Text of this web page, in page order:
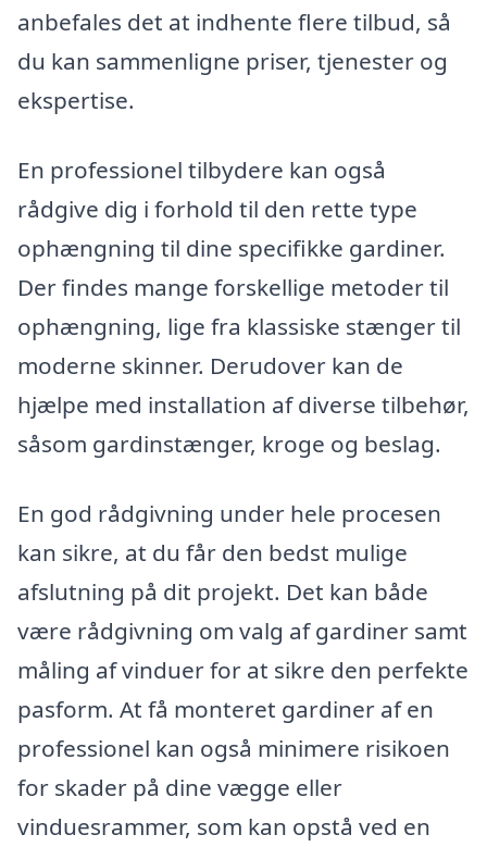
anbefales det at indhente flere tilbud, så
du kan sammenligne priser, tjenester og
ekspertise.
En professionel tilbydere kan også
rådgive dig i forhold til den rette type
ophængning til dine specifikke gardiner.
Der findes mange forskellige metoder til
ophængning, lige fra klassiske stænger til
moderne skinner. Derudover kan de
hjælpe med installation af diverse tilbehør,
såsom gardinstænger, kroge og beslag.
En god rådgivning under hele procesen
kan sikre, at du får den bedst mulige
afslutning på dit projekt. Det kan både
være rådgivning om valg af gardiner samt
måling af vinduer for at sikre den perfekte
pasform. At få monteret gardiner af en
professionel kan også minimere risikoen
for skader på dine vægge eller
vinduesrammer, som kan opstå ved en